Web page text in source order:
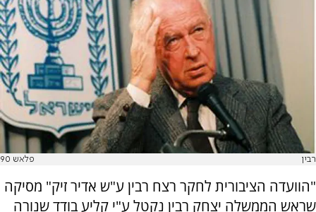
רבין פלאש 90
"הוועדה הציבורית לחקר רצח רבין ע"ש אדיר זיק" מסיקה
שראש הממשלה יצחק רבין נקטל ע"י קליע בודד שנורה